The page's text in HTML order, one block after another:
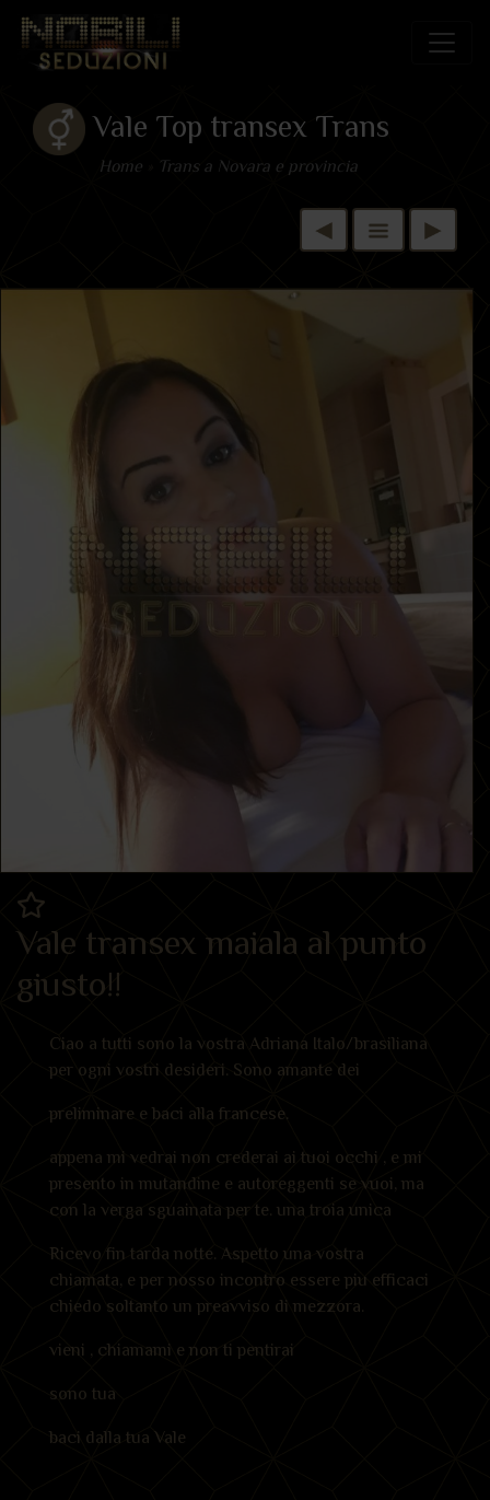
Vale Top transex Trans
Home Trans a Novara e provincia
Vale transex maiala al punto
giusto!!
Ciao a tutti sono la vostra Adriana Italo/brasiliana
per ogni vostri desideri. Sono amante dei
preliminare e baci alla francese.
appena mi vedrai non crederai ai tuoi occhi , e mi
presento in mutandine e autoreggenti se vuoi, ma
con la verga sguainata per te. una troia unica
Ricevo fin tarda notte. Aspetto una vostra
chiamata, e per nosso incontro essere piu efficaci
chiedo soltanto un preavviso di mezzora.
vieni , chiamami e non ti pentirai
sono tua
baci dalla tua Vale